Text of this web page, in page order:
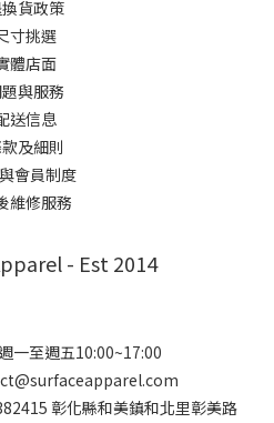
貨政策
寸挑選
體店面
與服務
送信息
及細則
會員制度
維修服務
- Est 2014
一至週五10:00~17:00
彰化縣和美鎮和北里彰美路